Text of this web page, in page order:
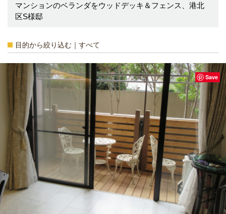
マンションのベランダをウッドデッキ＆フェンス、港北
区S様邸
目的から絞り込む｜すべて
Save